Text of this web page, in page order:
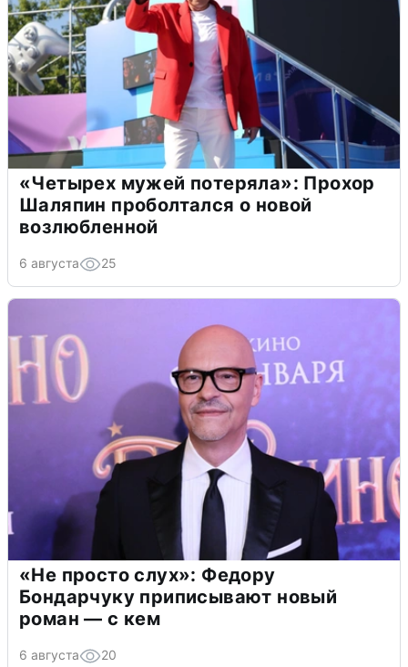
«Четырех мужей потеряла»: Прохор
Шаляпин проболтался о новой
возлюбленной
6 августа 25
«Не просто слух»: Федору
Бондарчуку приписывают новый
роман — с кем
6 августа 20